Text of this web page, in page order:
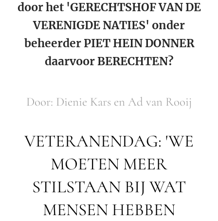
door het 'GERECHTSHOF VAN DE
VERENIGDE NATIES' onder
beheerder PIET HEIN DONNER
daarvoor BERECHTEN?
Door: Dienie Kars en Ad van Rooij
VETERANENDAG: 'WE
MOETEN MEER
STILSTAAN BIJ WAT
MENSEN HEBBEN